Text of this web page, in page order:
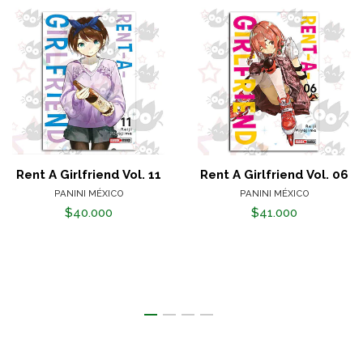
Rent A Girlfriend Vol. 11
PANINI MÉXICO
$40.000
Rent A Girlfriend Vol. 06
PANINI MÉXICO
$41.000